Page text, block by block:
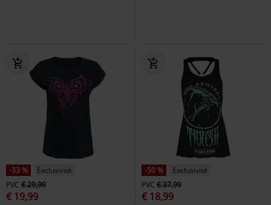
-33 %
Exclusivité
PVC € 29,99
€ 19,99
-50 %
Exclusivité
PVC € 37,99
€ 18,99